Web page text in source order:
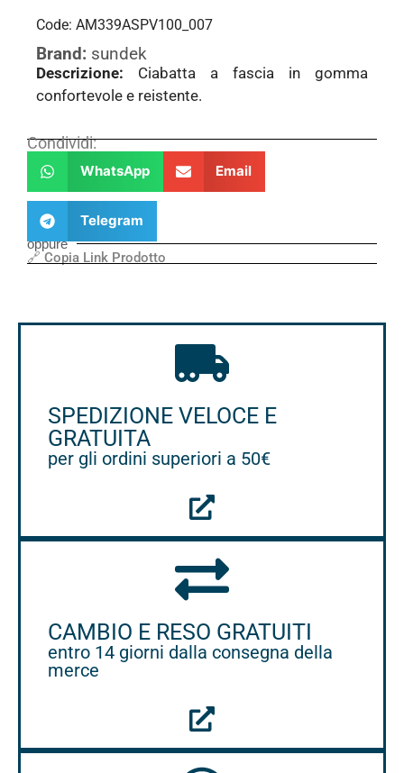
Code: AM339ASPV100_007
Brand: sundek
Descrizione: Ciabatta a fascia in gomma
confortevole e reistente.
Condividi:
WhatsApp Email
Telegram
oppure
🔗 Copia Link Prodotto
SPEDIZIONE VELOCE E
GRATUITA
per gli ordini superiori a 50€
CAMBIO E RESO GRATUITI
entro 14 giorni dalla consegna della
merce